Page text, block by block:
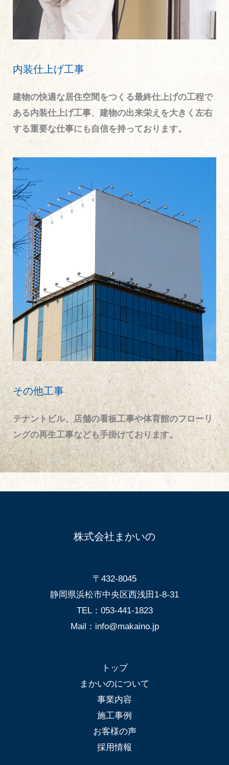
内装仕上げ工事
建物の快適な居住空間をつくる最終仕上げの工程で
ある内装仕上げ工事、建物の出来栄えを大きく左右
する重要な仕事にも自信を持っております。
その他工事
テナントビル、店舗の看板工事や体育館のフローリ
ングの再生工事なども手掛けております。
株式会社まかいの
〒432-8045
静岡県浜松市中央区西浅田1-8-31
TEL：053-441-1823
Mail：info@makaino.jp
トップ
まかいのについて
事業内容
施工事例
お客様の声
採用情報